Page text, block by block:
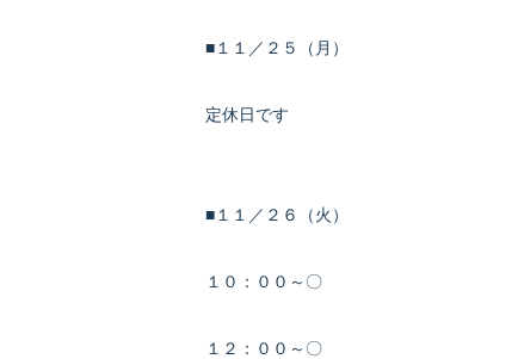
■１１／２５（月）
定休日です
■１１／２６（火）
１０：００～〇
１２：００～〇